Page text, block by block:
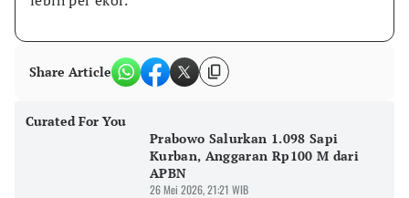
Share Article
Curated For You
Prabowo Salurkan 1.098 Sapi
Kurban, Anggaran Rp100 M dari
APBN
26 Mei 2026, 21:21 WIB